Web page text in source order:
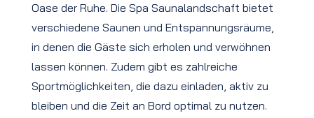
Oase der Ruhe. Die Spa Saunalandschaft bietet
verschiedene Saunen und Entspannungsräume,
in denen die Gäste sich erholen und verwöhnen
lassen können. Zudem gibt es zahlreiche
Sportmöglichkeiten, die dazu einladen, aktiv zu
bleiben und die Zeit an Bord optimal zu nutzen.